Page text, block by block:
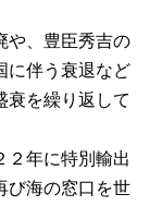
や、豊臣秀吉の
に伴う衰退など
衰を繰り返して
２年に特別輸出
び海の窓口を世